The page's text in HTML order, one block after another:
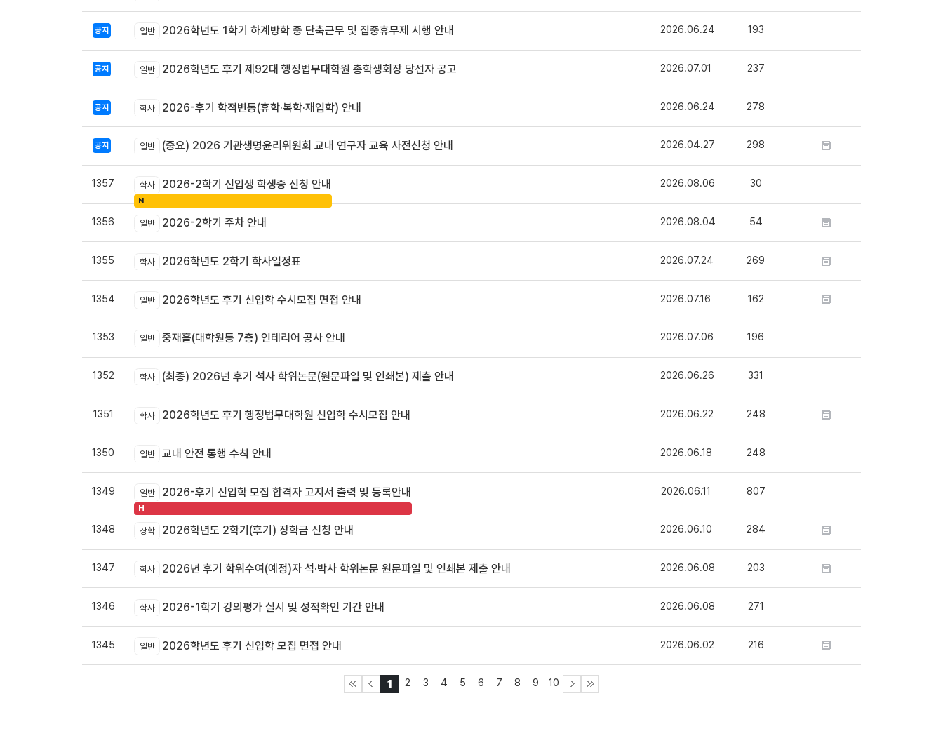
공지 일반 2026학년도 1학기 하계방학 중 단축근무 및 집중휴무제 시행 안내 2026.06.24 193
공지 일반 2026학년도 후기 제92대 행정법무대학원 총학생회장 당선자 공고 2026.07.01 237
공지 학사 2026-후기 학적변동(휴학·복학·재입학) 안내 2026.06.24 278
공지 일반 (중요) 2026 기관생명윤리위원회 교내 연구자 교육 사전신청 안내 2026.04.27 298
1357 학사 2026-2학기 신입생 학생증 신청 안내
N
2026.08.06 30
1356 일반 2026-2학기 주차 안내 2026.08.04 54
1355 학사 2026학년도 2학기 학사일정표 2026.07.24 269
1354 일반 2026학년도 후기 신입학 수시모집 면접 안내 2026.07.16 162
1353 일반 중재홀(대학원동 7층) 인테리어 공사 안내 2026.07.06 196
1352 학사 (최종) 2026년 후기 석사 학위논문(원문파일 및 인쇄본) 제출 안내 2026.06.26 331
1351 학사 2026학년도 후기 행정법무대학원 신입학 수시모집 안내 2026.06.22 248
1350 일반 교내 안전 통행 수칙 안내 2026.06.18 248
1349 일반 2026-후기 신입학 모집 합격자 고지서 출력 및 등록안내
H
2026.06.11 807
1348 장학 2026학년도 2학기(후기) 장학금 신청 안내 2026.06.10 284
1347 학사 2026년 후기 학위수여(예정)자 석·박사 학위논문 원문파일 및 인쇄본 제출 안내 2026.06.08 203
1346 학사 2026-1학기 강의평가 실시 및 성적확인 기간 안내 2026.06.08 271
1345 일반 2026학년도 후기 신입학 모집 면접 안내 2026.06.02 216
1 2 3 4 5 6 7 8 9 10